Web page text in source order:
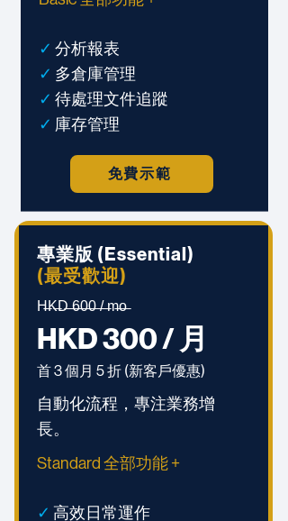
✓ 分析報表
✓ 多倉庫管理
✓ 待處理文件追蹤
✓ 庫存管理
免費示範
專業版 (Essential)
(最受歡迎)
H̶K̶D̶ ̶6̶0̶0̶ ̶/̶ ̶m̶o̶
HKD 300 / 月
首 3 個月 5 折 (新客戶優惠)
自動化流程，專注業務增
長。
Standard 全部功能 +
✓ 高效日常運作